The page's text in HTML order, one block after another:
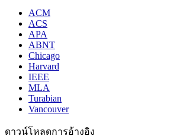
ACM
ACS
APA
ABNT
Chicago
Harvard
IEEE
MLA
Turabian
Vancouver
ดาวน์โหลดการอ้างอิง